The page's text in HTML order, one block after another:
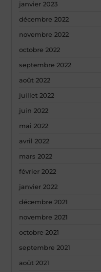
janvier 2023
décembre 2022
novembre 2022
octobre 2022
septembre 2022
août 2022
juillet 2022
juin 2022
mai 2022
avril 2022
mars 2022
février 2022
janvier 2022
décembre 2021
novembre 2021
octobre 2021
septembre 2021
août 2021